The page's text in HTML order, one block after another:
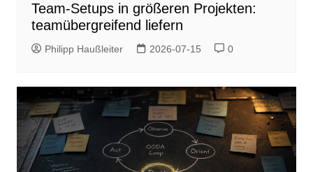
Team-Setups in größeren Projekten:
teamübergreifend liefern
Philipp Haußleiter 2026-07-15 0